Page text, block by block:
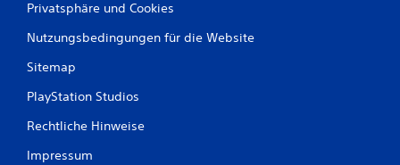
Privatsphäre und Cookies
Nutzungsbedingungen für die Website
Sitemap
PlayStation Studios
Rechtliche Hinweise
Impressum